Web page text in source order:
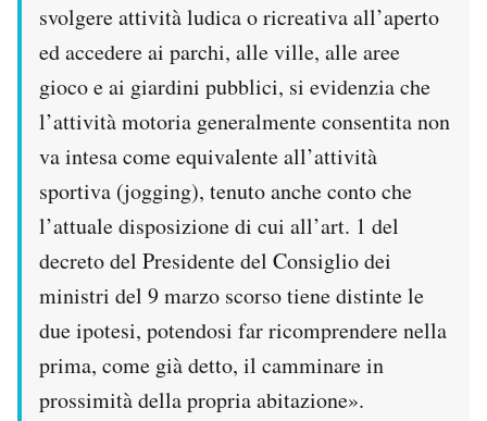
svolgere attività ludica o ricreativa all’aperto
ed accedere ai parchi, alle ville, alle aree
gioco e ai giardini pubblici, si evidenzia che
l’attività motoria generalmente consentita non
va intesa come equivalente all’attività
sportiva (jogging), tenuto anche conto che
l’attuale disposizione di cui all’art. 1 del
decreto del Presidente del Consiglio dei
ministri del 9 marzo scorso tiene distinte le
due ipotesi, potendosi far ricomprendere nella
prima, come già detto, il camminare in
prossimità della propria abitazione».